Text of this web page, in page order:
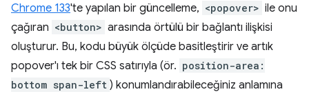
Chrome 133'te yapılan bir güncelleme, <popover> ile onu
çağıran <button> arasında örtülü bir bağlantı ilişkisi
oluşturur. Bu, kodu büyük ölçüde basitleştirir ve artık
popover'ı tek bir CSS satırıyla (ör. position-area:
bottom span-left ) konumlandırabileceğiniz anlamına